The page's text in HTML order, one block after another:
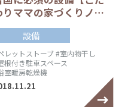
りママの家づくりノ…
設備
レットストーブ#室内物干し
根付き駐車スペース
室暖房乾燥機